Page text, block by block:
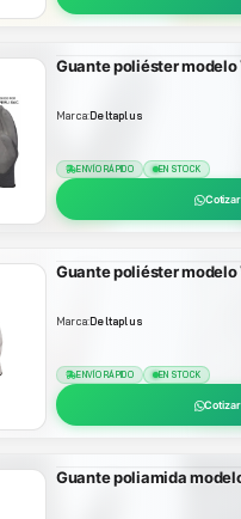
Guante poliéster modelo
Marca:Deltaplus
ENVÍO RÁPIDO EN STOCK
Cotizar
Guante poliéster modelo
Marca:Deltaplus
ENVÍO RÁPIDO EN STOCK
Cotizar
Guante poliamida